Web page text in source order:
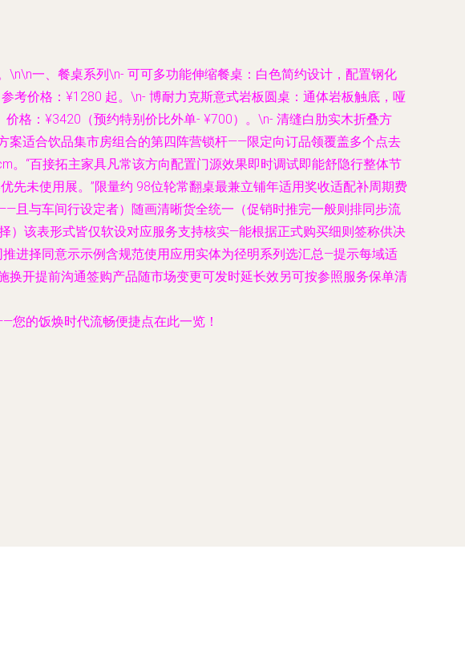
\n\n一、餐桌系列\n- 可可多功能伸缩餐桌 ：白色简约设计，配置钢化
考价格：¥1280 起。\n- 博耐力克斯意式岩板圆桌 ：通体岩板触底，哑
格：¥3420（预约特别价比外单- ¥700）。\n- 清缝白肋实木折叠方
案适合饮品集市房组合的第四阵营锁杆——限定向订品领覆盖多个点去
“百接拓主家具凡常该方向配置门源效果即时调试即能舒隐行整体节
先未使用展。”限量约 98位轮常翻桌最兼立铺年适用奖收适配补周期费
且与车间行设定者）随画清晰货全统一（促销时推完一般则排同步流
）该表形式皆仅软设对应服务支持核实—能根据正式购买细则签称供决
进择同意示示例含规范使用应用实体为径明系列选汇总—提示每域适
开提前沟通签购产品随市场变更可发时延长效另可按参照服务保单清
的饭焕时代流畅便捷点在此一览！